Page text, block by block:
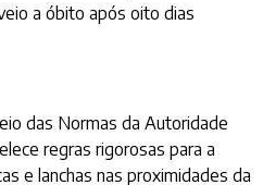
a óbito após oito dias
das Normas da Autoridade
regras rigorosas para a
e lanchas nas proximidades da